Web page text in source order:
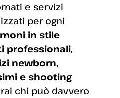
e servizi
per ogni
in stile
professionali,
newborn,
e shooting
chi può davvero